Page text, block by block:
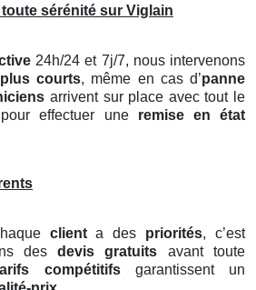
sérénité sur Viglain
24h/24 et 7j/7, nous intervenons
courts, même en cas d’panne
arrivent sur place avec tout le
effectuer une remise en état
clienta des priorités, c’est
desdevis gratuits avant toute
compétitifsgarantissent un